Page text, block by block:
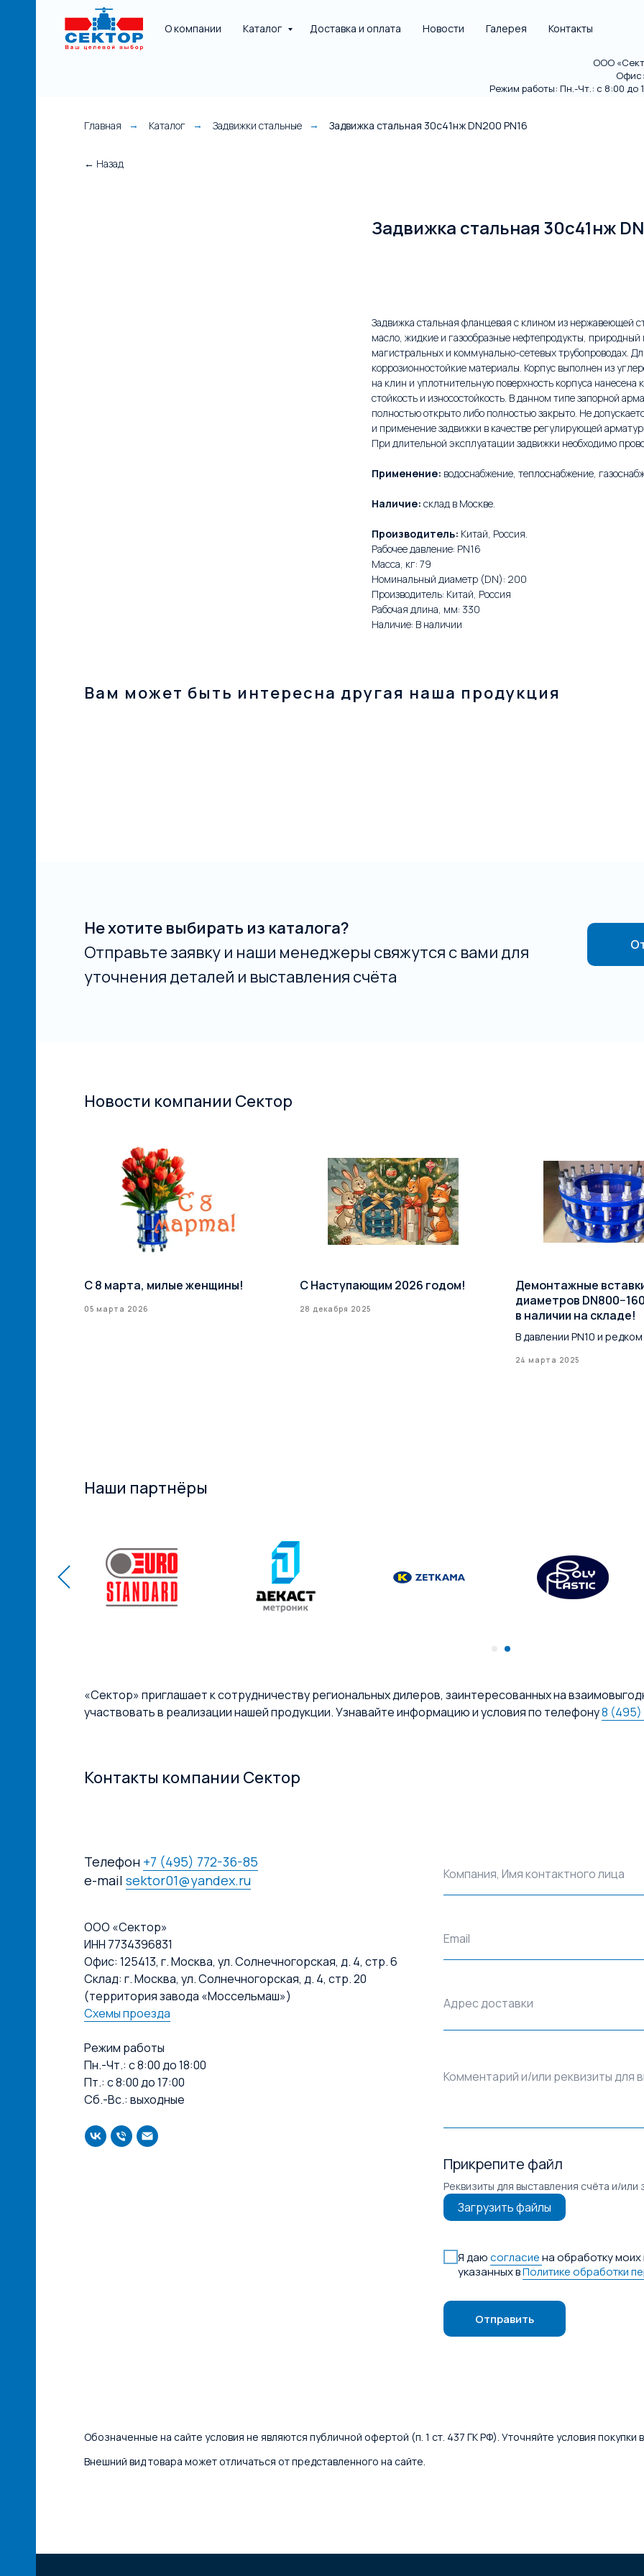
О компании Каталог Доставка и оплата Новости Галерея Контакты
ООО
Офис:
Режим работы: Пн.-Чт.: с 8:00 до
Главная → Каталог → Задвижки стальные → Задвижка стальная 30с41нж DN200 PN16
← Назад
Задвижка стальная 30с41нж
Задвижка стальная фланцевая с клином из нержавеющей
масло, жидкие и газообразные нефтепродукты, природный
магистральных и коммунально-сетевых трубопроводах.
коррозионностойкие материалы. Корпус выполнен из
на клин и уплотнительную поверхность корпуса
стойкость и износостойкость. В данном типе запорной
полностью открыто либо полностью закрыто. Не
и применение задвижки в качестве регулирующей
При длительной эксплуатации задвижки необходимо
Применение: водоснабжение, теплоснабжение,
Наличие: склад в Москве.
Производитель: Китай, Россия.
Рабочее давление: PN16
Масса, кг: 79
Номинальный диаметр (DN): 200
Производитель: Китай, Россия
Рабочая длина, мм: 330
Наличие: В наличии
Вам может быть интересна другая наша продукция
Не хотите выбирать из каталога?
Отправьте заявку и наши менеджеры свяжутся с вами для
уточнения деталей и выставления счёта
Новости компании Сектор
С 8 марта, милые женщины!
05 марта 2026
С Наступающим 2026 годом!
28 декабря 2025
Демонтажные
диаметров
в наличии на складе!
В давлении PN10 и редком
24 марта 2025
Наши партнёры
«Сектор» приглашает к сотрудничеству региональных дилеров, заинтересованных на
участвовать в реализации нашей продукции. Узнавайте информацию и условия по телефону8 (495)
Контакты компании Сектор
Телефон +7 (495) 772-36-85
e-mail sektor01@yandex.ru
ООО «Сектор»
ИНН 7734396831
Офис: 125413, г. Москва, ул. Солнечногорская, д. 4, стр. 6
Склад: г. Москва, ул. Солнечногорская, д. 4, стр. 20
(территория завода «Моссельмаш»)
Схемы проезда
Режим работы
Пн.-Чт.: с 8:00 до 18:00
Пт.: с 8:00 до 17:00
Сб.-Вс.: выходные
Компания, Имя контактного лица
Email
Адрес доставки
Комментарий и/или реквизиты для
Прикрепите файл
Реквизиты для выставления счёта и/
Загрузить файлы
Я даюсогласиена обработку моих
указанных вПолитике обработки
Отправить
Обозначенные на сайте условия не являются публичной офертой (п. 1 ст. 437 ГК РФ). Уточняйте условия покупки
Внешний вид товара может отличаться от представленного на сайте.